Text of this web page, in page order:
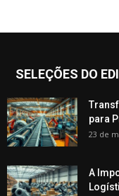
SELEÇÕES DO
para
23 de
A